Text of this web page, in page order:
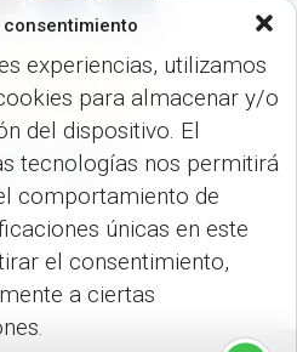
experiencias, utilizamos
para almacenar y/o
del dispositivo. El
tecnologías nos permitirá
comportamiento de
únicas en este
el consentimiento,
a ciertas
(MALETINES Y
VIAJE
Y MORRALES)
de Viaje